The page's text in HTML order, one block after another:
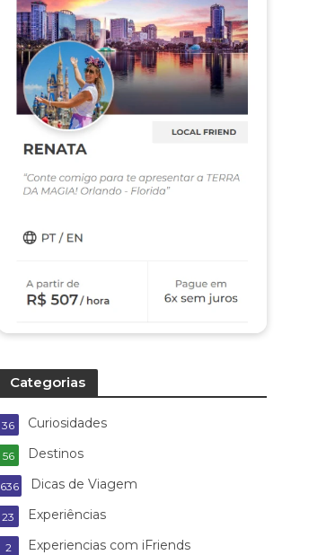
Categorias
Curiosidades
36
Destinos
56
Dicas de Viagem
636
Experiências
23
Experiencias com iFriends
2